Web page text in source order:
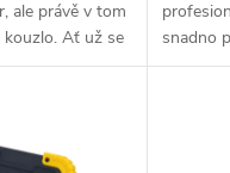
ale právě v tom
kouzlo. Ať už se
snadno
k